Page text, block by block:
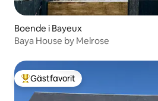
Boende i Bayeux
Baya House by Melrose
Populär gästfavorit
Gästfavorit